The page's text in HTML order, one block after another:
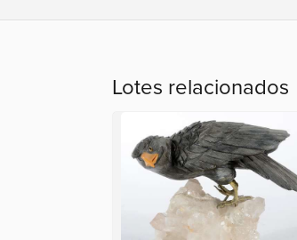
Lotes relacionados